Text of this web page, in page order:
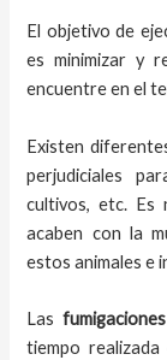
El objetivo de
es minimizar y
encuentre en el
Existen
perjudiciales
cultivos, etc. Es
acaben con la
estos animales e
Las
tiempo realizada